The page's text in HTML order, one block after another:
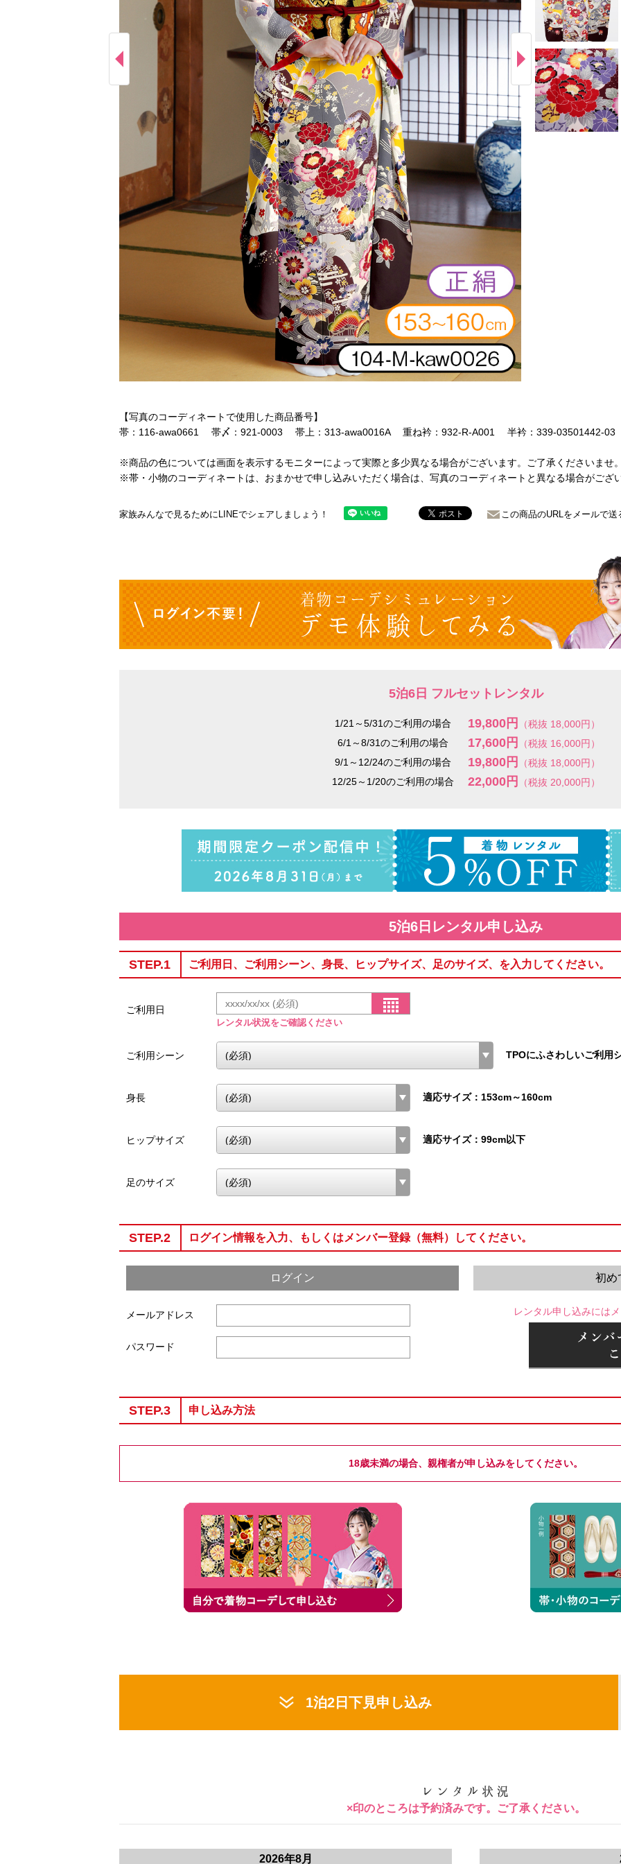
【写真のコーディネートで使用した商品番号】
帯：116-awa0661 帯〆：921-0003 帯上：313-awa0016A 重ね衿：932-R-A001 半衿：339-03501442-03
※商品の色については画面を表示するモニターによって実際と多少異なる場合がございます。ご了承くださいませ。
※帯・小物のコーディネートは、おまかせで申し込みいただく場合は、写真のコーディネートと異なる場合がござい
家族みんなで見るためにLINEでシェアしましょう！ この商品のURLをメールで送
5泊6日 フルセットレンタル
1/21～5/31のご利用の場合 19,800円
（税抜 18,000円）
6/1～8/31のご利用の場合
17,600円
（税抜 16,000円）
9/1～12/24のご利用の場合
19,800円
（税抜 18,000円）
12/25～1/20のご利用の場合
22,000円 （税抜 20,000円）
5泊6日レンタル申し込み
STEP.1 ご利用日、ご利用シーン、身長、ヒップサイズ、足のサイズ、を入力してください。
ご利用日
レンタル状況をご確認ください
ご利用シーン TPOにふさわしいご利用
身長 適応サイズ：153cm～160cm
ヒップサイズ 適応サイズ：99cm以下
足のサイズ
STEP.2 ログイン情報を入力、もしくはメンバー登録（無料）してください。
ログイン
メールアドレス
パスワード
初め
レンタル申し込みには
STEP.3 申し込み方法
18歳未満の場合、親権者が申し込みをしてください。
1泊2日下見申し込み
×印のところは予約済みです。ご了承ください。
2026年8月